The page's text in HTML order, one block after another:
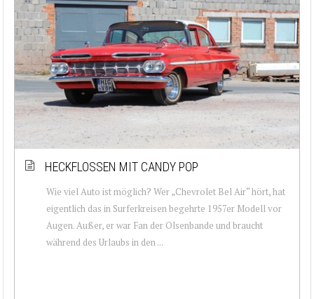
HECKFLOSSEN MIT CANDY POP
Wie viel Auto ist möglich? Wer „Chevrolet Bel Air“ hört, hat
eigentlich das in Surferkreisen begehrte 1957er Modell vor
Augen. Außer, er war Fan der Olsenbande und braucht
während des Urlaubs in den ...